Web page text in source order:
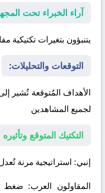
آراء الخبراء تحت
يتنبؤون بتغيرات تكتيكية
التوقعات والتحليلات:
الأهداف المُتوقعة تُشير
لجميع المشاهدين
التكتيك المتوقع
إنبي: استراتيجية مرنة
المقاولون العرب: ضغط